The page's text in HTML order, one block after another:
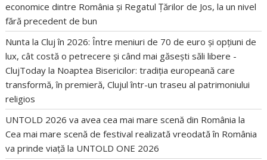
economice dintre România și Regatul Țărilor de Jos, la un nivel
fără precedent de bun
Nunta la Cluj în 2026: Între meniuri de 70 de euro și opțiuni de
lux, cât costă o petrecere și când mai găsești săli libere -
ClujToday la Noaptea Bisericilor: tradiția europeană care
transformă, în premieră, Clujul într-un traseu al patrimoniului
religios
UNTOLD 2026 va avea cea mai mare scenă din România la
Cea mai mare scenă de festival realizată vreodată în România
va prinde viață la UNTOLD ONE 2026